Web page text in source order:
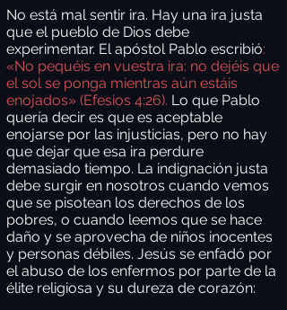
No está mal sentir ira. Hay una ira justa
que el pueblo de Dios debe
experimentar. El apóstol Pablo escribió:
«No pequéis en vuestra ira: no dejéis que
el sol se ponga mientras aún estáis
enojados» (Efesios 4:26). Lo que Pablo
quería decir es que es aceptable
enojarse por las injusticias, pero no hay
que dejar que esa ira perdure
demasiado tiempo. La indignación justa
debe surgir en nosotros cuando vemos
que se pisotean los derechos de los
pobres, o cuando leemos que se hace
daño y se aprovecha de niños inocentes
y personas débiles. Jesús se enfadó por
el abuso de los enfermos por parte de la
élite religiosa y su dureza de corazón: